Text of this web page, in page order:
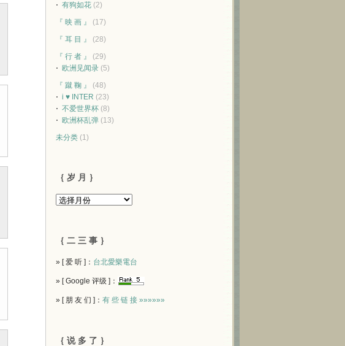
有狗如花 (2)
『 映 画 』
(17)
『 耳 目 』
(28)
『 行 者 』
(29)
欧洲见闻录 (5)
『 蹴 鞠 』
(48)
i ♥ INTER (23)
不爱世界杯 (8)
欧洲杯乱弹 (13)
未分类 (1)
｛ 岁 月 ｝
｛ 二 三 事 ｝
» [ 爱 听 ]： 台北愛樂電台
» [ Google 评级 ]：
» [ 朋 友 们 ]： 有 些 链 接 »»»»»»
｛ 说 多 了 ｝